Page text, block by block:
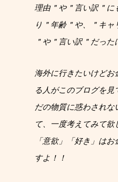
理由＂や＂言い訳＂に
り＂年齢＂や、＂キ
＂や＂言い訳＂だった
海外に行きたいけどお
る人がこのブログを見
だの物質に惑わされな
て、一度考えてみて欲
「意欲」「好き」は
すよ！！